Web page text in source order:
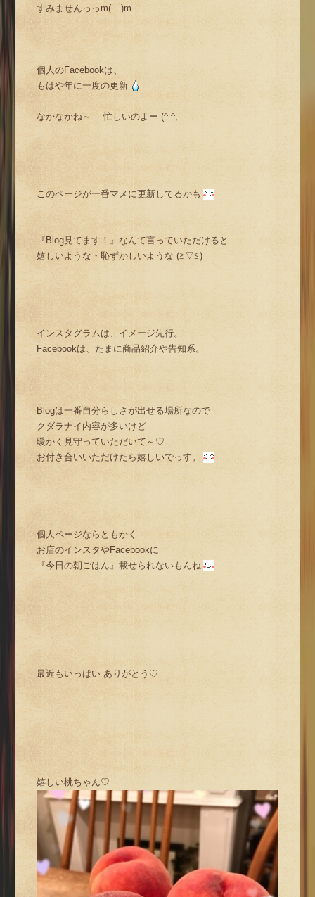
すみませんっっm(__)m
個人のFacebookは、
もはや年に一度の更新
なかなかね～ 忙しいのよー (^-^;
このページが一番マメに更新してるかも
『Blog見てます！』なんて言っていただけると
嬉しいような・恥ずかしいような (≧▽≦)
インスタグラムは、イメージ先行。
Facebookは、たまに商品紹介や告知系。
Blogは一番自分らしさが出せる場所なので
クダラナイ内容が多いけど
暖かく見守っていただいて～♡
お付き合いいただけたら嬉しいでっす。
個人ページならともかく
お店のインスタやFacebookに
『今日の朝ごはん』載せられないもんね
最近もいっぱい ありがとう♡
嬉しい桃ちゃん♡